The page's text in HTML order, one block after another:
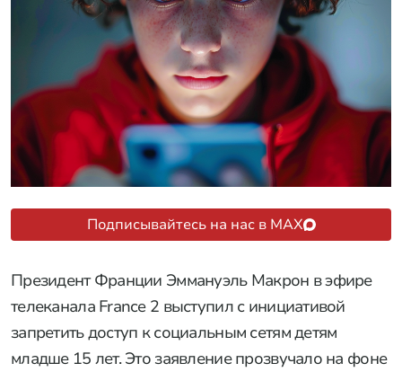
Подписывайтесь на нас в MAX
Президент Франции Эммануэль Макрон в эфире
телеканала France 2 выступил с инициативой
запретить доступ к социальным сетям детям
младше 15 лет. Это заявление прозвучало на фоне